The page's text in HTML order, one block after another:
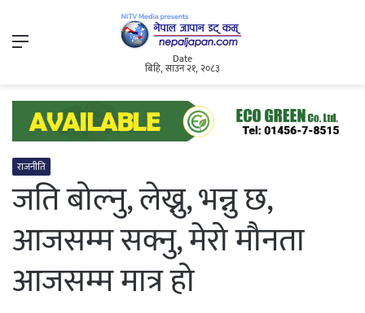
Menu
Date
बिहि, साउन २१, २०८३
राजनीति
जति बोल्नु, लेख्नु, भन्नु छ,
आजसम्म सक्नु, मेरो मौनता
आजसम्म मात्र हो